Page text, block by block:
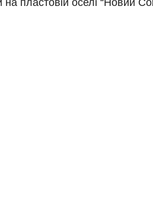
на пластовій оселі “Новий